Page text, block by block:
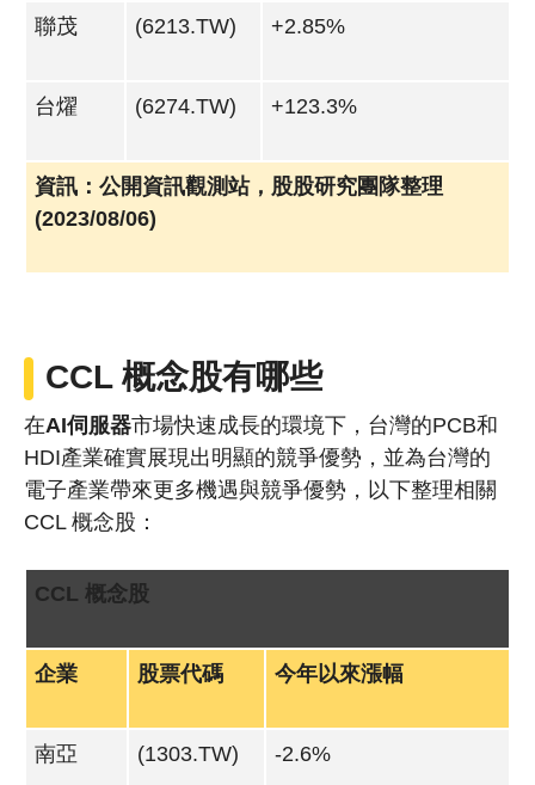
聯茂 (6213.TW) +2.85%
台燿 (6274.TW) +123.3%
資訊：公開資訊觀測站，股股研究團隊整理
(2023/08/06)
CCL 概念股有哪些
在AI伺服器市場快速成長的環境下，台灣的PCB和
HDI產業確實展現出明顯的競爭優勢，並為台灣的
電子產業帶來更多機遇與競爭優勢，以下整理相關
CCL 概念股：
CCL 概念股
企業 股票代碼 今年以來漲幅
南亞 (1303.TW) -2.6%